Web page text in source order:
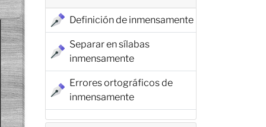
Definición de inmensamente
Separar en sílabas
inmensamente
Errores ortográficos de
inmensamente